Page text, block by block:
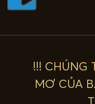
!!! CHÚNG
MƠ CỦA